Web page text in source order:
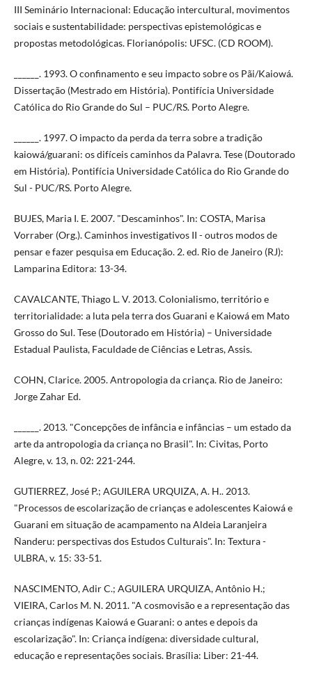
III Seminário Internacional: Educação intercultural, movimentos
sociais e sustentabilidade: perspectivas epistemológicas e
propostas metodológicas. Florianópolis: UFSC. (CD ROOM).
______. 1993. O confinamento e seu impacto sobre os Pãi/Kaiowá.
Dissertação (Mestrado em História). Pontifícia Universidade
Católica do Rio Grande do Sul – PUC/RS. Porto Alegre.
______. 1997. O impacto da perda da terra sobre a tradição
kaiowá/guarani: os difíceis caminhos da Palavra. Tese (Doutorado
em História). Pontifícia Universidade Católica do Rio Grande do
Sul - PUC/RS. Porto Alegre.
BUJES, Maria I. E. 2007. "Descaminhos". In: COSTA, Marisa
Vorraber (Org.). Caminhos investigativos II - outros modos de
pensar e fazer pesquisa em Educação. 2. ed. Rio de Janeiro (RJ):
Lamparina Editora: 13-34.
CAVALCANTE, Thiago L. V. 2013. Colonialismo, território e
territorialidade: a luta pela terra dos Guarani e Kaiowá em Mato
Grosso do Sul. Tese (Doutorado em História) – Universidade
Estadual Paulista, Faculdade de Ciências e Letras, Assis.
COHN, Clarice. 2005. Antropologia da criança. Rio de Janeiro:
Jorge Zahar Ed.
______. 2013. "Concepções de infância e infâncias – um estado da
arte da antropologia da criança no Brasil". In: Civitas, Porto
Alegre, v. 13, n. 02: 221-244.
GUTIERREZ, José P.; AGUILERA URQUIZA, A. H.. 2013.
"Processos de escolarização de crianças e adolescentes Kaiowá e
Guarani em situação de acampamento na Aldeia Laranjeira
Ñanderu: perspectivas dos Estudos Culturais". In: Textura -
ULBRA, v. 15: 33-51.
NASCIMENTO, Adir C.; AGUILERA URQUIZA, Antônio H.;
VIEIRA, Carlos M. N. 2011. "A cosmovisão e a representação das
crianças indígenas Kaiowá e Guarani: o antes e depois da
escolarização". In: Criança indígena: diversidade cultural,
educação e representações sociais. Brasília: Liber: 21-44.